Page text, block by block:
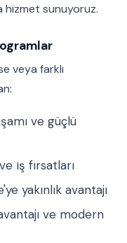
hizmet sunuyoruz.
veya farklı
ve güçlü
iş fırsatları
yakınlık avantajı
ve modern